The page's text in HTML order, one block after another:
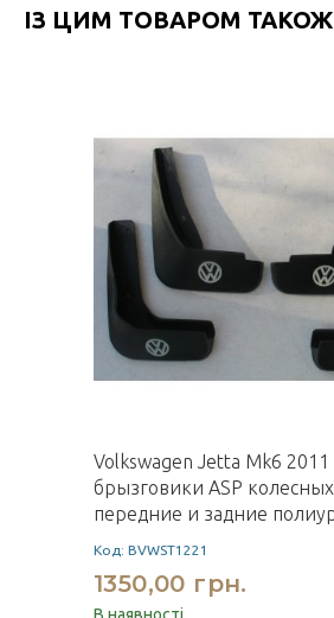
ІЗ ЦИМ ТОВАРОМ
Volkswagen Jetta Mk6 2011
брызговики ASP
передние и задние
Код: BVWST1221
1350,00 грн.